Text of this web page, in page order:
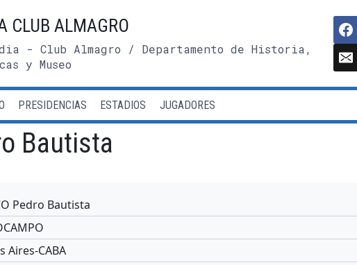
CLUB ALMAGRO
- Club Almagro / Departamento de Historia,
y Museo
PRESIDENCIAS ESTADIOS JUGADORES
Bautista
Pedro Bautista
Aires-CABA